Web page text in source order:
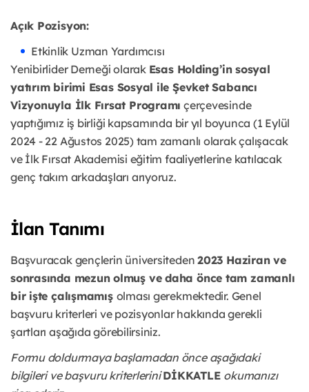
Açık Pozisyon:
Etkinlik Uzman Yardımcısı
Yenibirlider Derneği olarak Esas Holding’in sosyal
yatırım birimi Esas Sosyal ile Şevket Sabancı
Vizyonuyla İlk Fırsat Programı çerçevesinde
yaptığımız iş birliği kapsamında bir yıl boyunca (1 Eylül
2024 - 22 Ağustos 2025) tam zamanlı olarak çalışacak
ve İlk Fırsat Akademisi eğitim faaliyetlerine katılacak
genç takım arkadaşları arıyoruz.
İlan Tanımı
Başvuracak gençlerin üniversiteden2023 Haziran ve
sonrasında mezun olmuş ve daha önce tam zamanlı
bir işte çalışmamış olması gerekmektedir. Genel
başvuru kriterleri ve pozisyonlar hakkında gerekli
şartları aşağıda görebilirsiniz.
Formu doldurmaya başlamadan önce aşağıdaki
bilgileri ve başvuru kriterlerini DİKKATLE okumanızı